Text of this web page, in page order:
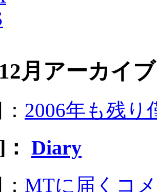
月アーカイブ
2006年も残り
Diary
MTに届くコ